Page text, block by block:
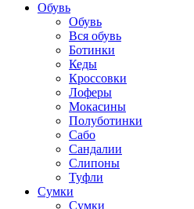
Обувь
Обувь
Вся обувь
Ботинки
Кеды
Кроссовки
Лоферы
Мокасины
Полуботинки
Сабо
Сандалии
Слипоны
Туфли
Сумки
Сумки